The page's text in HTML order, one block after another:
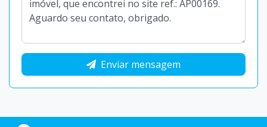
Enviar mensagem